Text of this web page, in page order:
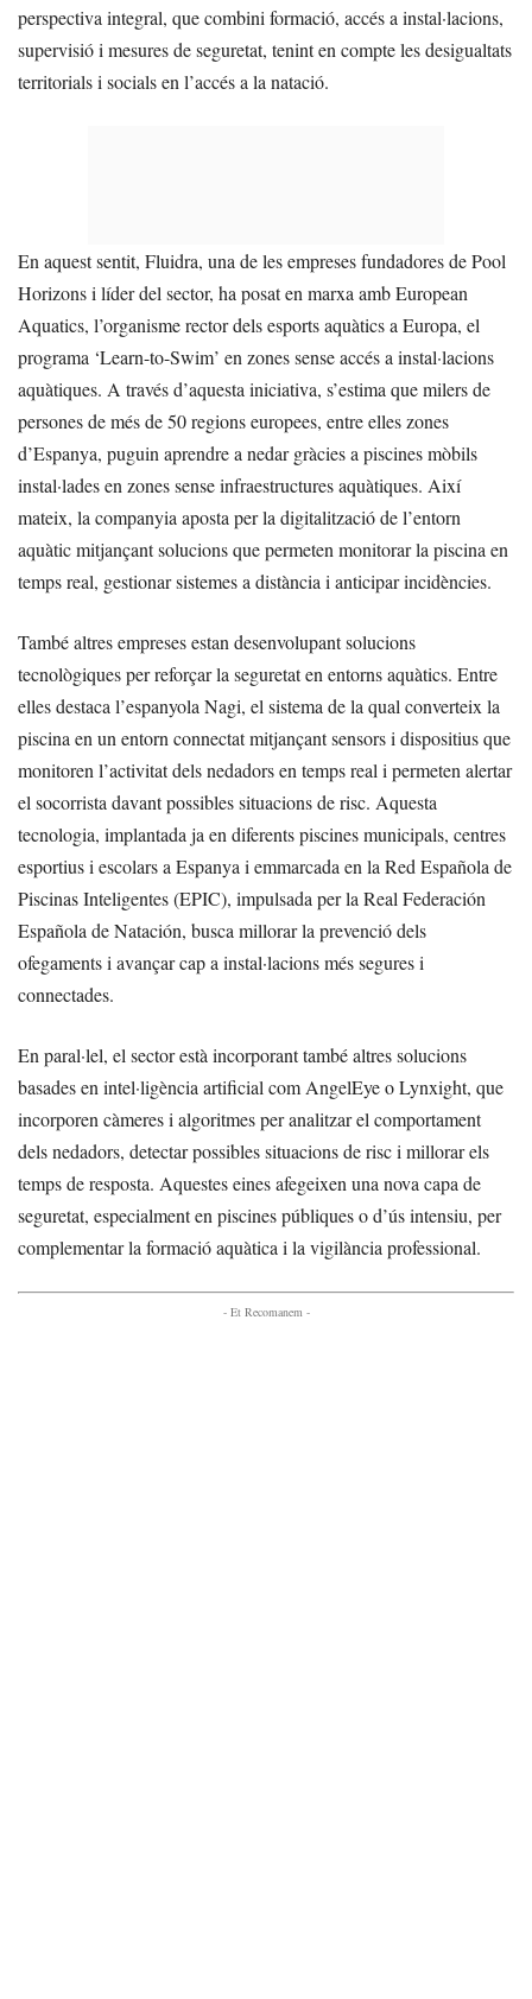
perspectiva integral, que combini formació, accés a instal·lacions,
supervisió i mesures de seguretat, tenint en compte les desigualtats
territorials i socials en l’accés a la natació.
En aquest sentit, Fluidra, una de les empreses fundadores de Pool
Horizons i líder del sector, ha posat en marxa amb European
Aquatics, l’organisme rector dels esports aquàtics a Europa, el
programa ‘Learn-to-Swim’ en zones sense accés a instal·lacions
aquàtiques. A través d’aquesta iniciativa, s’estima que milers de
persones de més de 50 regions europees, entre elles zones
d’Espanya, puguin aprendre a nedar gràcies a piscines mòbils
instal·lades en zones sense infraestructures aquàtiques. Així
mateix, la companyia aposta per la digitalització de l’entorn
aquàtic mitjançant solucions que permeten monitorar la piscina en
temps real, gestionar sistemes a distància i anticipar incidències.
També altres empreses estan desenvolupant solucions
tecnològiques per reforçar la seguretat en entorns aquàtics. Entre
elles destaca l’espanyola Nagi, el sistema de la qual converteix la
piscina en un entorn connectat mitjançant sensors i dispositius que
monitoren l’activitat dels nedadors en temps real i permeten alertar
el socorrista davant possibles situacions de risc. Aquesta
tecnologia, implantada ja en diferents piscines municipals, centres
esportius i escolars a Espanya i emmarcada en la Red Española de
Piscinas Inteligentes (EPIC), impulsada per la Real Federación
Española de Natación, busca millorar la prevenció dels
ofegaments i avançar cap a instal·lacions més segures i
connectades.
En paral·lel, el sector està incorporant també altres solucions
basades en intel·ligència artificial com AngelEye o Lynxight, que
incorporen càmeres i algoritmes per analitzar el comportament
dels nedadors, detectar possibles situacions de risc i millorar els
temps de resposta. Aquestes eines afegeixen una nova capa de
seguretat, especialment en piscines públiques o d’ús intensiu, per
complementar la formació aquàtica i la vigilància professional.
- Et Recomanem -